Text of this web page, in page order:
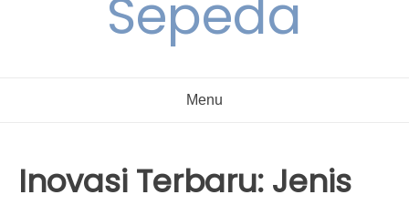
Sepeda
Menu
Inovasi Terbaru: Jenis